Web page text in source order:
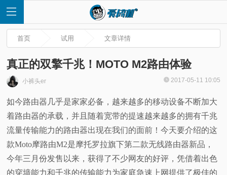
页
快
讯
首页 试用 文章详情
真正的双擎千兆！MOTO M2路由体验
小裤头er 2017-05-11 10:05
如今路由器几乎是家家必备，越来越多的移动设备不断加大
着路由器的承载，并且随着宽带的提速越来越多的拥有千兆
流量传输能力的路由器出现在我们的面前！今天要介绍的这
款Moto摩路由M2是摩托罗拉旗下第二款无线路由器新品，
今年三月份发售以来，获得了不少网友的好评，凭借着出色
的穿墙能力和千兆的传输能力为家庭急速上网提供了极佳的